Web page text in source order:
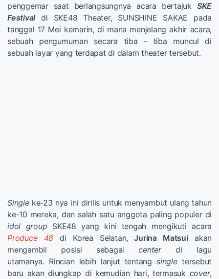
penggemar saat berlangsungnya acara bertajuk SKE
Festivaldi SKE48 Theater, SUNSHINE SAKAE pada
tanggal 17 Mei kemarin, di mana menjelang akhir acara,
sebuah pengumuman secara tiba - tiba muncul di
sebuah layar yang terdapat di dalam theater tersebut.
Singleke-23 nya ini dirilis untuk menyambut ulang tahun
ke-10 mereka, dan salah satu anggota paling populer di
idol group SKE48 yang kini tengah mengikuti acara
Produce 48di Korea Selatan, Jurina Matsui akan
mengambil posisi sebagaicenterdi lagu
utamanya. Rincian lebih lanjut tentangsingletersebut
baru akan diungkap di kemudian hari, termasuk cover,